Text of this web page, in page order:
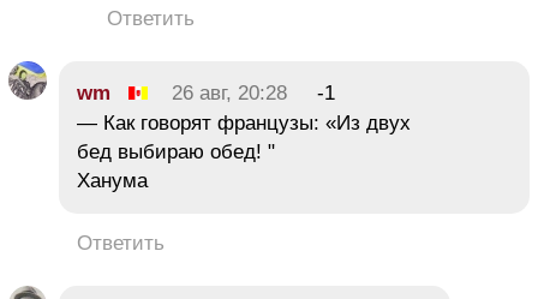
Ответить
wm 26 авг, 20:28
-1
— Как говорят французы: «Из двух
бед выбираю обед! "
Ханума
Ответить